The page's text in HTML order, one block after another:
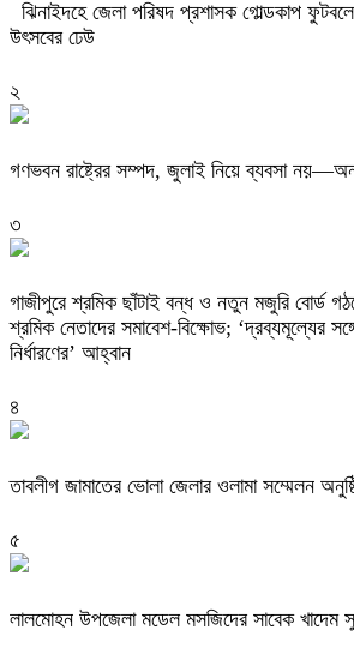
ঝিনাইদহে জেলা পরিষদ প্রশাসক গোল্ডকাপ
উৎসবের ঢেউ
২
গণভবন রাষ্ট্রের সম্পদ, জুলাই নিয়ে ব্যবসা
৩
গাজীপুরে শ্রমিক ছাঁটাই বন্ধ ও নতুন মজুরি বোর্ড
শ্রমিক নেতাদের সমাবেশ-বিক্ষোভ; ‘দ্রব্যমূল্যের
নির্ধারণের’ আহ্বান
৪
তাবলীগ জামাতের ভোলা জেলার ওলামা সম্মেলন
৫
লালমোহন উপজেলা মডেল মসজিদের সাবেক খাদেম